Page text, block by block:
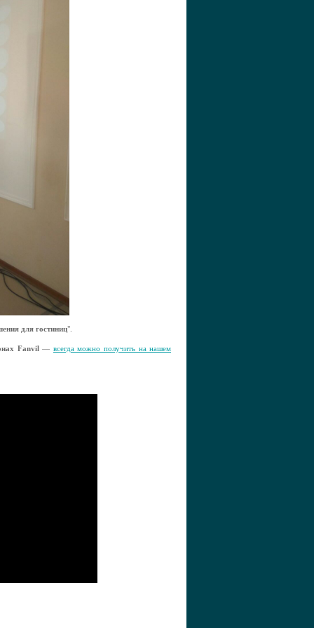
для гостиниц".
Fanvil— всегда можно получить на нашем